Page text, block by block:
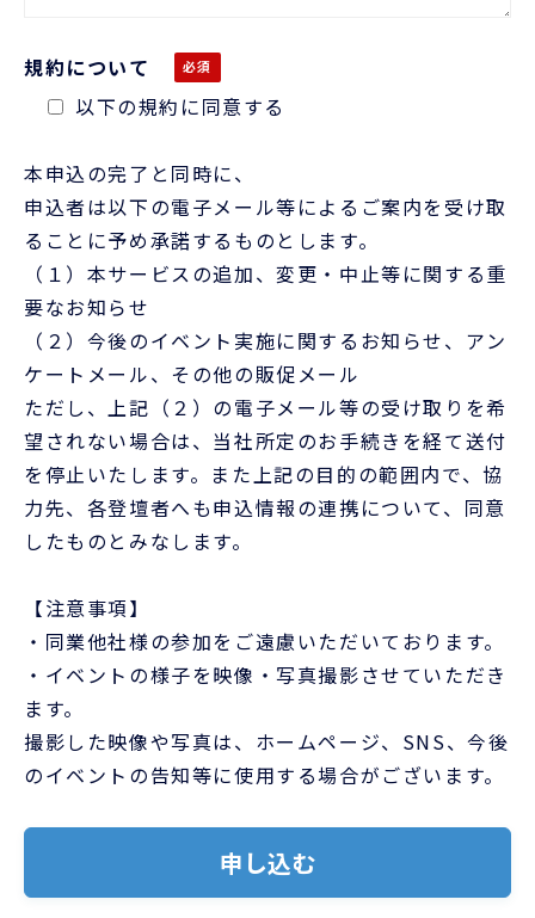
規約について
以下の規約に同意する
本申込の完了と同時に、
申込者は以下の電子メール等によるご案内を受け取
ることに予め承諾するものとします。
（１）本サービスの追加、変更・中止等に関する重
要なお知らせ
（２）今後のイベント実施に関するお知らせ、アン
ケートメール、その他の販促メール
ただし、上記（２）の電子メール等の受け取りを希
望されない場合は、当社所定のお手続きを経て送付
を停止いたします。また上記の目的の範囲内で、協
力先、各登壇者へも申込情報の連携について、同意
したものとみなします。
【注意事項】
・同業他社様の参加をご遠慮いただいております。
・イベントの様子を映像・写真撮影させていただき
ます。
撮影した映像や写真は、ホームページ、SNS、今後
のイベントの告知等に使用する場合がございます。